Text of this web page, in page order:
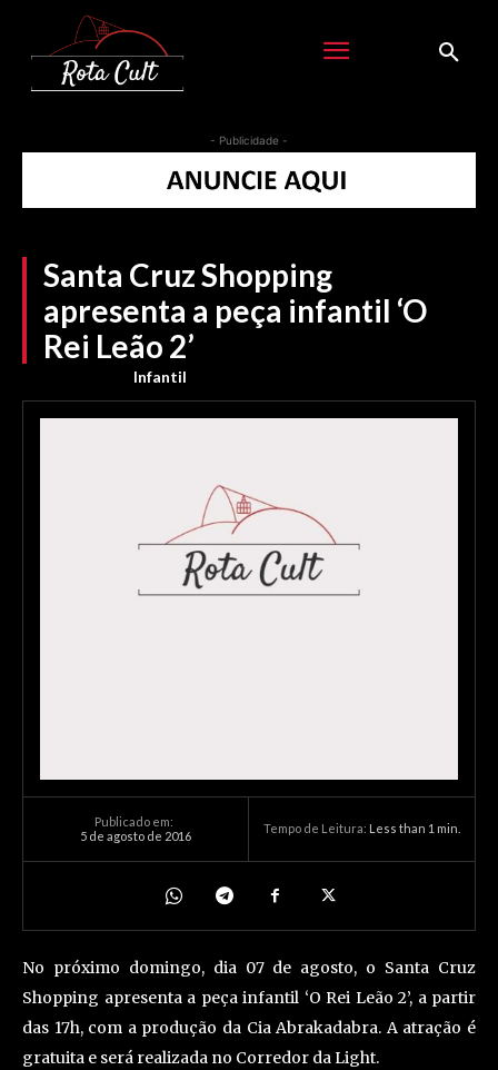
- Publicidade -
Santa Cruz Shopping
apresenta a peça infantil ‘O
Rei Leão 2’
Infantil
Publicado em:
5 de agosto de 2016
Tempo de Leitura: Less than 1 min.
No próximo domingo, dia 07 de agosto, o Santa Cruz
Shopping apresenta a peça infantil ‘O Rei Leão 2’, a partir
das 17h, com a produção da Cia Abrakadabra. A atração é
gratuita e será realizada no Corredor da Light.